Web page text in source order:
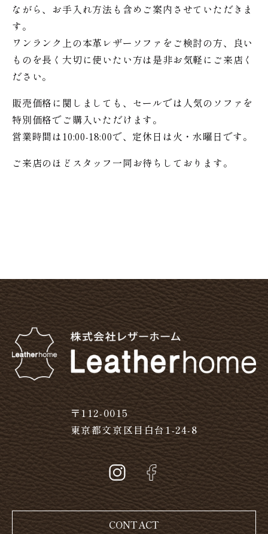
ながら、お手入れ方法も含めご案内させていただきま
す。
ワンランク上の本革レザーソファをご検討の方、良い
ものを長く大切に使いたい方は是非お気軽にご来店く
ださい。
販売価格に関しましても、セールでは人気のソファを
特別価格でご購入いただけます。
営業時間は10:00-18:00で、定休日は火・水曜日です。
ご来店のほどスタッフ一同お待ちしております。
〒112-0015
東京都文京区目白台1-24-8
CONTACT